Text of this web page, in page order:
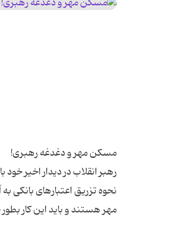
رهبر انقلاب در دیدار اخیر
نحوه تزریق اعتبارهای بانکی